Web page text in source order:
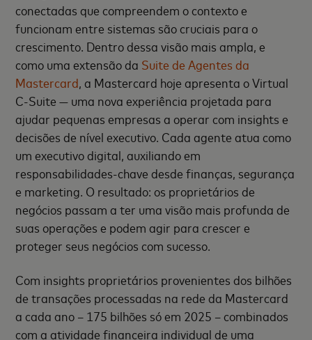
conectadas que compreendem o contexto e
funcionam entre sistemas são cruciais para o
crescimento. Dentro dessa visão mais ampla, e
como uma extensão da Suite de Agentes da
Mastercard, a Mastercard hoje apresenta o Virtual
C-Suite — uma nova experiência projetada para
ajudar pequenas empresas a operar com insights e
decisões de nível executivo. Cada agente atua como
um executivo digital, auxiliando em
responsabilidades-chave desde finanças, segurança
e marketing. O resultado: os proprietários de
negócios passam a ter uma visão mais profunda de
suas operações e podem agir para crescer e
proteger seus negócios com sucesso.
Com insights proprietários provenientes dos bilhões
de transações processadas na rede da Mastercard
a cada ano – 175 bilhões só em 2025 – combinados
com a atividade financeira individual de uma